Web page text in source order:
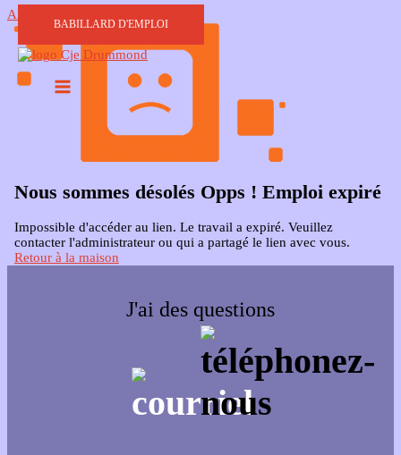
Aller au contenu
BABILLARD D'EMPLOI
Nous sommes désolés Opps ! Emploi expiré
Impossible d'accéder au lien. Le travail a expiré. Veuillez
contacter l'administrateur ou qui a partagé le lien avec vous.
Retour à la maison
J'ai des questions